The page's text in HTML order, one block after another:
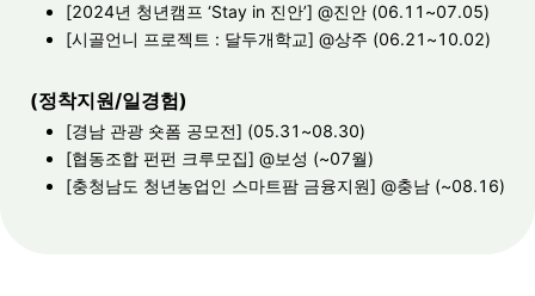
[2024년 청년캠프 ‘Stay in 진안’] @진안 (06.11~07.05)
[시골언니 프로젝트 : 달두개학교] @상주 (06.21~10.02)
(정착지원/일경험)
[경남 관광 숏폼 공모전] (05.31~08.30)
[협동조합 펀펀 크루모집] @보성 (~07월)
[충청남도 청년농업인 스마트팜 금융지원] @충남 (~08.16)